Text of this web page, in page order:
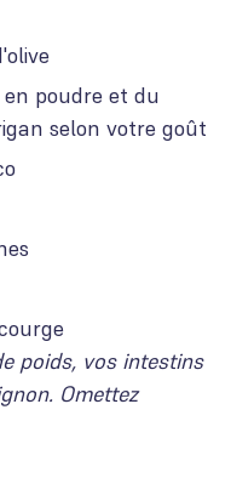
poudre et du
selon votre goût
poids, vos intestins
Omettez